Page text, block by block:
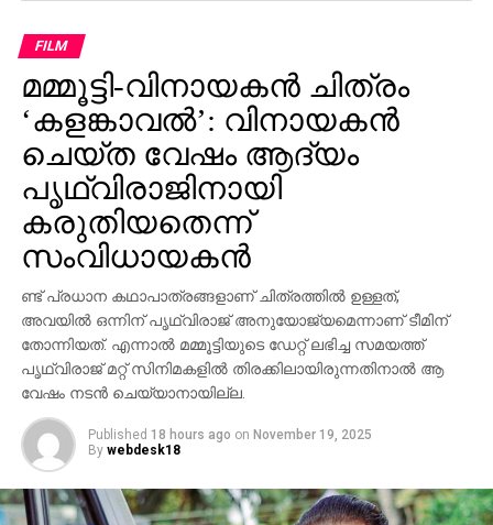
FILM
മമ്മൂട്ടി-വിനായകന്‍ ചിത്രം
‘കളങ്കാവല്‍’: വിനായകന്‍
ചെയ്ത വേഷം ആദ്യം
പൃഥ്വിരാജിനായി
കരുതിയതെന്ന്
സംവിധായകന്‍
ണ്ട് പ്രധാന കഥാപാത്രങ്ങളാണ് ചിത്രത്തില്‍ ഉള്ളത്,
അവയില്‍ ഒന്നിന് പൃഥ്വിരാജ് അനുയോജ്യമെന്നാണ് ടീമിന്
തോന്നിയത്. എന്നാല്‍ മമ്മൂട്ടിയുടെ ഡേറ്റ് ലഭിച്ച സമയത്ത്
പൃഥ്വിരാജ് മറ്റ് സിനിമകളില്‍ തിരക്കിലായിരുന്നതിനാല്‍ ആ
വേഷം നടന്‍ ചെയ്യാനായില്ല.
Published 18 hours ago on November 19, 2025
By webdesk18